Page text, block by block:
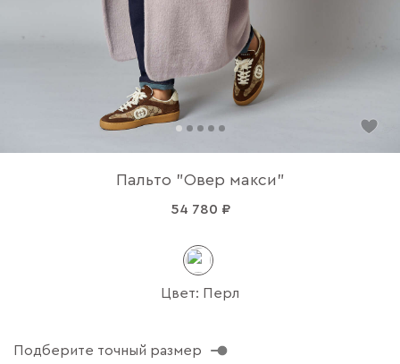
Пальто "Овер макси"
54 780 ₽
Цвет: Перл
Подберите точный размер